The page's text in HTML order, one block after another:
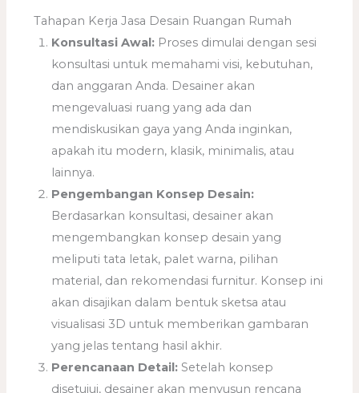
Tahapan Kerja Jasa Desain Ruangan Rumah
Konsultasi Awal: Proses dimulai dengan sesi
konsultasi untuk memahami visi, kebutuhan,
dan anggaran Anda. Desainer akan
mengevaluasi ruang yang ada dan
mendiskusikan gaya yang Anda inginkan,
apakah itu modern, klasik, minimalis, atau
lainnya.
Pengembangan Konsep Desain:
Berdasarkan konsultasi, desainer akan
mengembangkan konsep desain yang
meliputi tata letak, palet warna, pilihan
material, dan rekomendasi furnitur. Konsep ini
akan disajikan dalam bentuk sketsa atau
visualisasi 3D untuk memberikan gambaran
yang jelas tentang hasil akhir.
Perencanaan Detail: Setelah konsep
disetujui, desainer akan menyusun rencana